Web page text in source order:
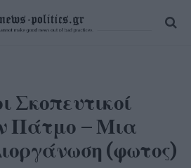
Σκοπευτικοί
Πάτμο – Μια
(φωτος)